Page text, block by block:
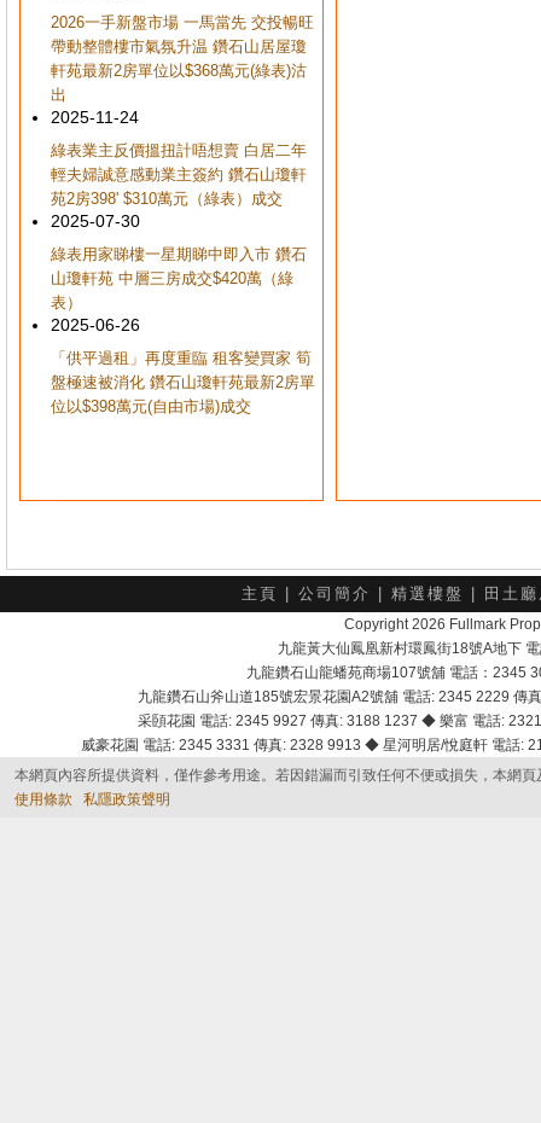
2026一手新盤市場 一馬當先 交投暢旺
帶動整體樓市氣氛升温 鑽石山居屋瓊
軒苑最新2房單位以$368萬元(綠表)沽
出
2025-11-24
綠表業主反價搵扭計唔想賣 白居二年
輕夫婦誠意感動業主簽約 鑽石山瓊軒
苑2房398' $310萬元（綠表）成交
2025-07-30
綠表用家睇樓一星期睇中即入市 鑽石
山瓊軒苑 中層三房成交$420萬（綠
表）
2025-06-26
「供平過租」再度重臨 租客變買家 筍
盤極速被消化 鑽石山瓊軒苑最新2房單
位以$398萬元(自由市場)成交
主頁 公司簡介 精選樓盤 田土
Copyright 2026 Fullmark
九龍黃大仙鳳凰新村環鳳街18號A地下
九龍鑽石山龍蟠苑商場107號舖 電話：2345
九龍鑽石山斧山道185號宏景花園A2號舖 電話: 2345 2229
采頣花園 電話: 2345 9927 傳真: 3188 1237 ◆ 樂富 電話:
威豪花園 電話: 2345 3331 傳真: 2328 9913 ◆ 星河明居/悅庭軒 電話
本網頁內容所提供資料，僅作參考用途。若因錯漏而引致任何不便或損失，本網
使用條款
私隱政策聲明